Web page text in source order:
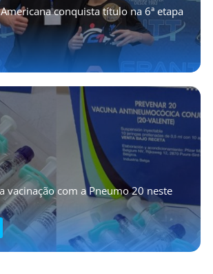
conquista título na 6ª etapa
vacinação com a Pneumo 20 neste